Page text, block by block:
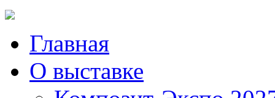
Главная
О выставке